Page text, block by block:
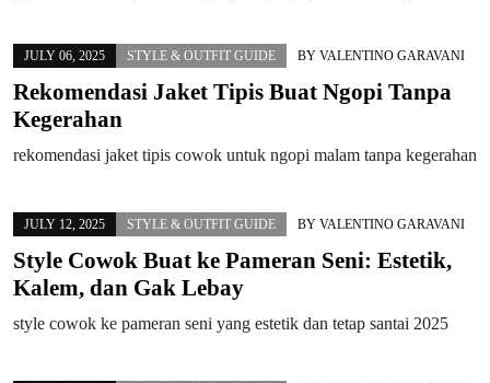
JULY 06, 2025 STYLE & OUTFIT GUIDE BY VALENTINO GARAVANI
Rekomendasi Jaket Tipis Buat Ngopi Tanpa
Kegerahan
rekomendasi jaket tipis cowok untuk ngopi malam tanpa kegerahan
JULY 12, 2025 STYLE & OUTFIT GUIDE BY VALENTINO GARAVANI
Style Cowok Buat ke Pameran Seni: Estetik,
Kalem, dan Gak Lebay
style cowok ke pameran seni yang estetik dan tetap santai 2025